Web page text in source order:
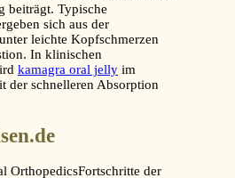
beiträgt. Typische
sich aus der
leichte Kopfschmerzen
In klinischen
kamagra oral jelly im
der schnelleren Absorption
OrthopedicsFortschritte der